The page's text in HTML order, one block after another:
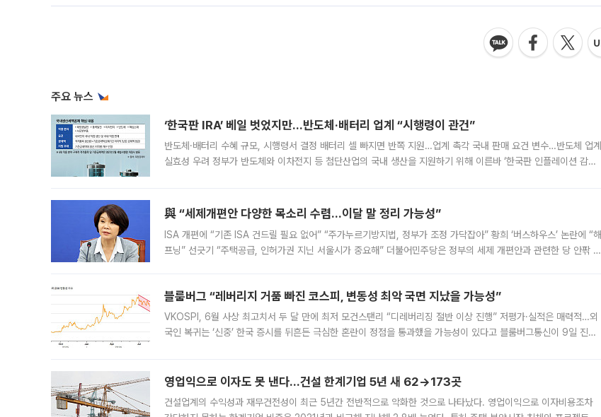
주요 뉴스
‘한국판 IRA’ 베일 벗었지만…반도체·배터리 업계 “시행령이 관건”
반도체·배터리 수혜 규모, 시행령서 결정 배터리 셀 빠지면 반쪽 지원…업계 촉각 국내 판매 요건 변수…반도체 업계
실효성 우려 정부가 반도체와 이차전지 등 첨단산업의 국내 생산을 지원하기 위해 이른바 ‘한국판 인플레이션 감축
與 “세제개편안 다양한 목소리 수렴…이달 말 정리 가능성”
ISA 개편에 “기존 ISA 건드릴 필요 없어” “주가누르기방지법, 정부가 조정 가닥잡아” 황희 ‘버스하우스’ 논란에 “해
프닝” 선긋기 “주택공급, 인허가권 지닌 서울시가 중요해” 더불어민주당은 정부의 세제 개편안과 관련한 당 안팎 의
블룸버그 “레버리지 거품 빠진 코스피, 변동성 최악 국면 지났을 가능성”
VKOSPI, 6월 사상 최고치서 두 달 만에 최저 모건스탠리 “디레버리징 절반 이상 진행” 저평가·실적은 매력적…외
국인 복귀는 ‘신중’ 한국 증시를 뒤흔든 극심한 혼란이 정점을 통과했을 가능성이 있다고 블룸버그통신이 9일 진단
영업익으로 이자도 못 낸다…건설 한계기업 5년 새 62→173곳
건설업계의 수익성과 재무건전성이 최근 5년간 전반적으로 악화한 것으로 나타났다. 영업이익으로 이자비용조차